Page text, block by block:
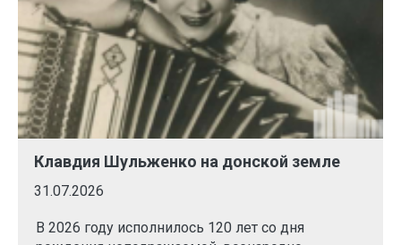
Клавдия Шульженко на донской земле
31.07.2026
В 2026 году исполнилось 120 лет со дня